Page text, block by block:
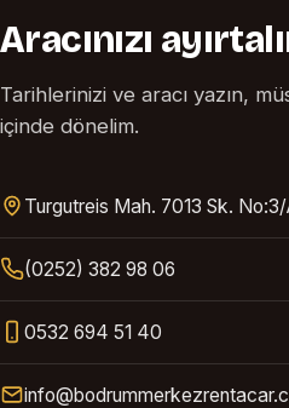
Aracınızı
Tarihlerinizi ve aracı yazın,
içinde dönelim.
Turgutreis Mah. 7013 Sk.
(0252) 382 98 06
0532 694 51 40